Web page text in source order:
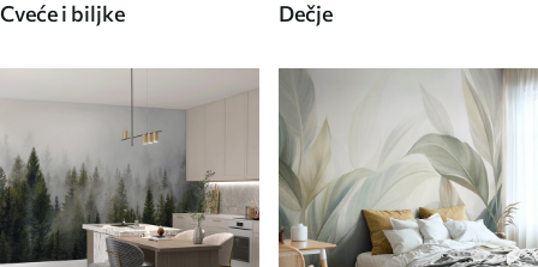
Cveće i biljke Dečje